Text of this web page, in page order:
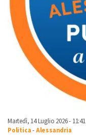
Martedì, 14 Luglio 2026 - 11:41
Politica-Alessandria